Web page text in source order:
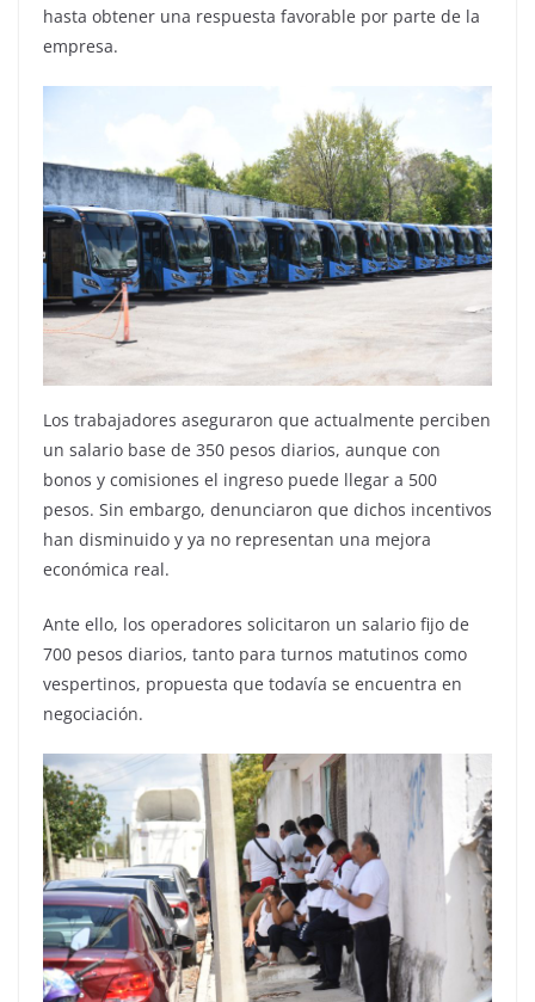
hasta obtener una respuesta favorable por parte de la
empresa.
Los trabajadores aseguraron que actualmente perciben
un salario base de 350 pesos diarios, aunque con
bonos y comisiones el ingreso puede llegar a 500
pesos. Sin embargo, denunciaron que dichos incentivos
han disminuido y ya no representan una mejora
económica real.
Ante ello, los operadores solicitaron un salario fijo de
700 pesos diarios, tanto para turnos matutinos como
vespertinos, propuesta que todavía se encuentra en
negociación.